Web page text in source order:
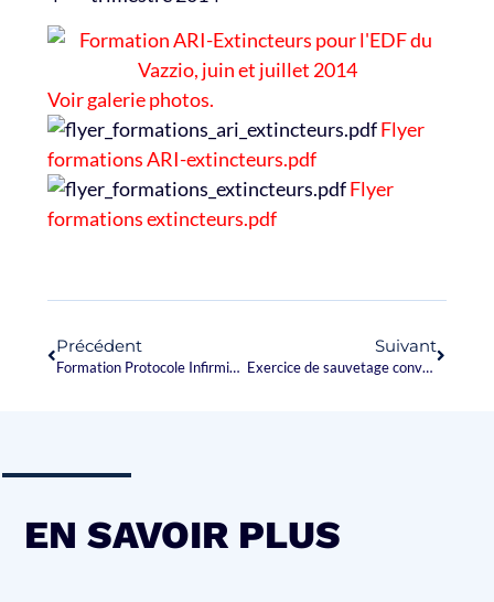
Voir galerie photos.
Flyer
formations ARI-extincteurs.pdf
Flyer
formations extincteurs.pdf
Précédent
Formation Protocole Infirmiers de Soins d’Urgence 23-24-25 Avril 20
Suivant
Exercice de sauvetage convaincant pour le groupe de recherche et d’intervention en milieu aquatique
EN SAVOIR PLUS